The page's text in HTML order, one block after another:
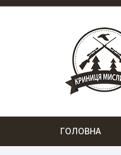
Перейти
ГОЛОВНА